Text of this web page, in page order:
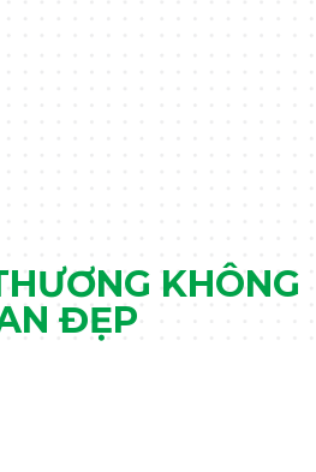
KHÔNG
ĐẸP